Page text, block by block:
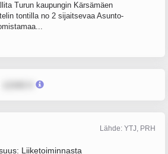
Turun kaupungin Kärsämäen
tontilla no 2 sijaitsevaa Asunto-
Lähde: YTJ, PRH
Liiketoiminnasta